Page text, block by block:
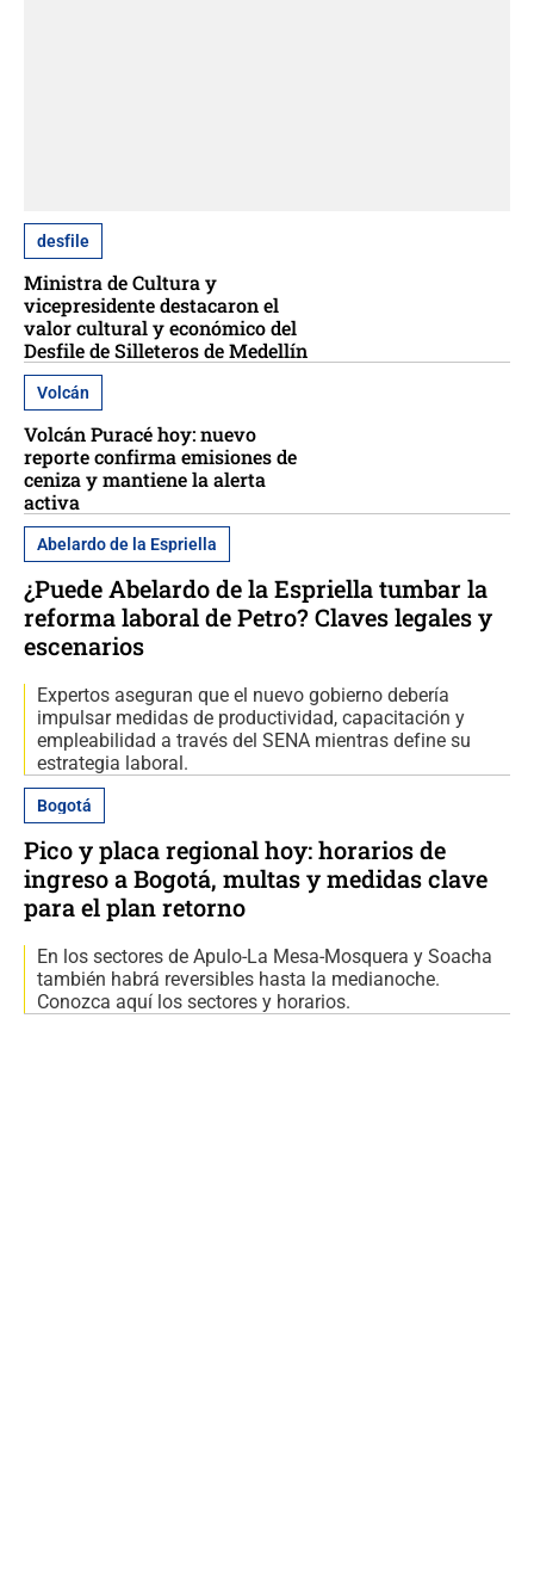
desfile
Ministra de Cultura y
vicepresidente destacaron el
valor cultural y económico del
Desfile de Silleteros de Medellín
Volcán
Volcán Puracé hoy: nuevo
reporte confirma emisiones de
ceniza y mantiene la alerta
activa
Abelardo de la Espriella
¿Puede Abelardo de la Espriella tumbar la
reforma laboral de Petro? Claves legales y
escenarios
Expertos aseguran que el nuevo gobierno debería
impulsar medidas de productividad, capacitación y
empleabilidad a través del SENA mientras define su
estrategia laboral.
Bogotá
Pico y placa regional hoy: horarios de
ingreso a Bogotá, multas y medidas clave
para el plan retorno
En los sectores de Apulo-La Mesa-Mosquera y Soacha
también habrá reversibles hasta la medianoche.
Conozca aquí los sectores y horarios.